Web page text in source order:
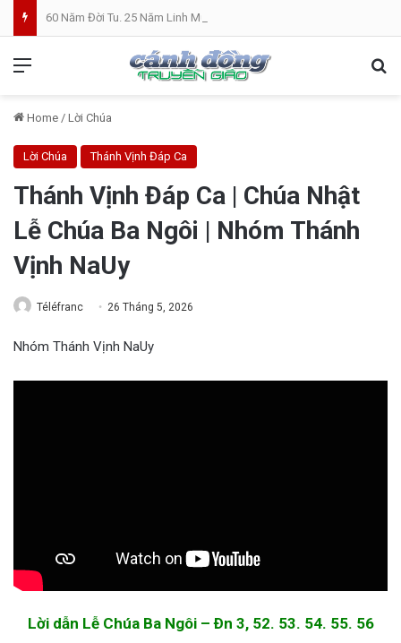
Home / Lời Chúa
Lời Chúa Thánh Vịnh Đáp Ca
Thánh Vịnh Đáp Ca | Chúa Nhật
Lễ Chúa Ba Ngôi | Nhóm Thánh
Vịnh NaUy
Téléfranc 26 Tháng 5, 2026
Nhóm Thánh Vịnh NaUy
Lời dẫn Lễ Chúa Ba Ngôi – Ðn 3, 52. 53. 54. 55. 56